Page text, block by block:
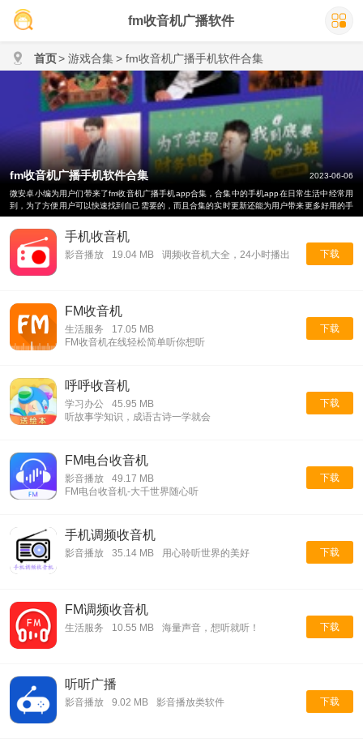
fm收音机广播软件
首页> 游戏合集> fm收音机广播手机软件合集
fm收音机广播手机软件合集
2023-06-06
微安卓小编为用户们带来了fm收音机广播手机app合集，合集中的手机app在日常生活中经常用
到，为了方便用户可以快速找到自己需要的，而且合集的实时更新还能为用户带来更多好用的手
机app！
下载
手机收音机
影音播放 19.04 MB 调频收音机大全，24小时播出
下载
FM收音机
生活服务
17.05 MB
FM收音机在线轻松简单听你想听
下载
呼呼收音机
学习办公
45.95 MB
听故事学知识，成语古诗一学就会
下载
FM电台收音机
影音播放
49.17 MB
FM电台收音机-大千世界随心听
下载
手机调频收音机
影音播放 35.14 MB 用心聆听世界的美好
下载
FM调频收音机
生活服务 10.55 MB 海量声音，想听就听！
下载
听听广播
影音播放 9.02 MB 影音播放类软件